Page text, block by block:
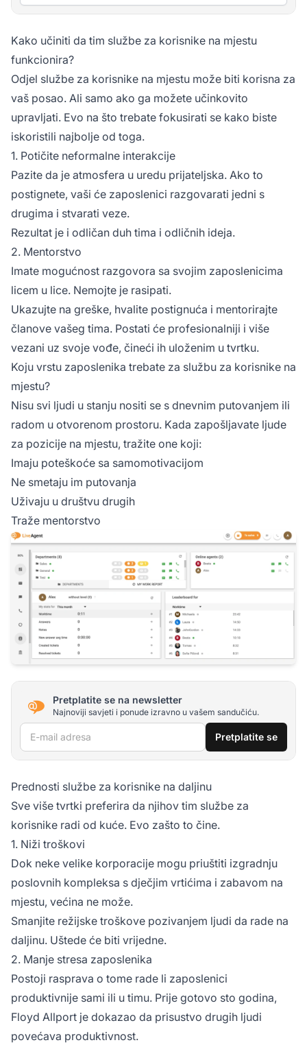
Kako učiniti da tim službe za korisnike na mjestu
funkcionira?
Odjel službe za korisnike na mjestu može biti korisna za
vaš posao. Ali samo ako ga možete učinkovito
upravljati. Evo na što trebate fokusirati se kako biste
iskoristili najbolje od toga.
1. Potičite neformalne interakcije
Pazite da je atmosfera u uredu prijateljska. Ako to
postignete, vaši će zaposlenici razgovarati jedni s
drugima i stvarati veze.
Rezultat je i odličan duh tima i odličnih ideja.
2. Mentorstvo
Imate mogućnost razgovora sa svojim zaposlenicima
licem u lice. Nemojte je rasipati.
Ukazujte na greške, hvalite postignuća i mentorirajte
članove vašeg tima. Postati će profesionalniji i više
vezani uz svoje vođe, čineći ih uloženim u tvrtku.
Koju vrstu zaposlenika trebate za službu za korisnike na
mjestu?
Nisu svi ljudi u stanju nositi se s dnevnim putovanjem ili
radom u otvorenom prostoru. Kada zapošljavate ljude
za pozicije na mjestu, tražite one koji:
Imaju poteškoće sa samomotivacijom
Ne smetaju im putovanja
Uživaju u društvu drugih
Traže mentorstvo
Pretplatite se na newsletter
Najnoviji savjeti i ponude izravno u vašem sandučiću.
E-mail adresa Pretplatite se
Prednosti službe za korisnike na daljinu
Sve više tvrtki preferira da njihov tim službe za
korisnike radi od kuće. Evo zašto to čine.
1. Niži troškovi
Dok neke velike korporacije mogu priuštiti izgradnju
poslovnih kompleksa s dječjim vrtićima i zabavom na
mjestu, većina ne može.
Smanjite režijske troškove pozivanjem ljudi da rade na
daljinu. Uštede će biti vrijedne.
2. Manje stresa zaposlenika
Postoji rasprava o tome rade li zaposlenici
produktivnije sami ili u timu. Prije gotovo sto godina,
Floyd Allport je dokazao da prisustvo drugih ljudi
povećava produktivnost.